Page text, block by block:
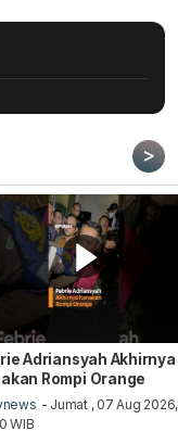
>
Adriansyah Akhirnya
Rompi Orange
- Jumat , 07 Aug 2026,
WIB